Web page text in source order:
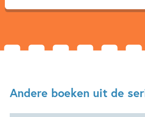
Andere boeken uit de